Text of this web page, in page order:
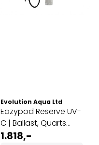
Evolution Aqua Ltd
Eazypod Reserve UV-
C | Ballast, Quarts
Glass og 18W Pære
1.818,-